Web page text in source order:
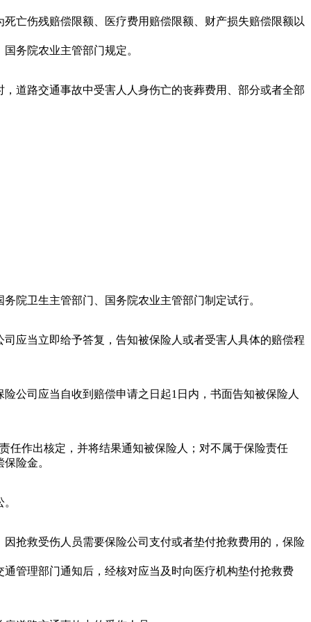
伤残赔偿限额、医疗费用赔偿限额、财产损失赔偿限额以
务院农业主管部门规定。
路交通事故中受害人人身伤亡的丧葬费用、部分或者全部
卫生主管部门、国务院农业主管部门制定试行。
当立即给予答复，告知被保险人或者受害人具体的赔偿程
司应当自收到赔偿申请之日起1日内，书面告知被保险人
作出核定，并将结果通知被保险人；对不属于保险责任
险金。
救受伤人员需要保险公司支付或者垫付抢救费用的，保险
理部门通知后，经核对应当及时向医疗机构垫付抢救费